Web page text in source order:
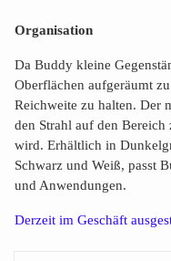
Organisation
Da Buddy kleine
Oberflächen aufgeräumt
Reichweite zu halten. Der
den Strahl auf den
wird. Erhältlich in
Schwarz und Weiß, passt
und Anwendungen.
Derzeit im Geschäft